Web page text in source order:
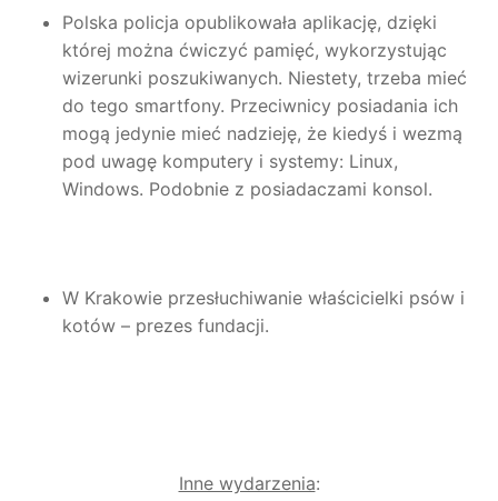
Polska policja opublikowała aplikację, dzięki
której można ćwiczyć pamięć, wykorzystując
wizerunki poszukiwanych. Niestety, trzeba mieć
do tego smartfony. Przeciwnicy posiadania ich
mogą jedynie mieć nadzieję, że kiedyś i wezmą
pod uwagę komputery i systemy: Linux,
Windows. Podobnie z posiadaczami konsol.
W Krakowie przesłuchiwanie właścicielki psów i
kotów – prezes fundacji.
Inne wydarzenia: